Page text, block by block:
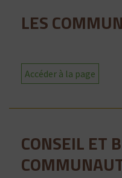
LES
Accéder à la page
CONSEIL ET